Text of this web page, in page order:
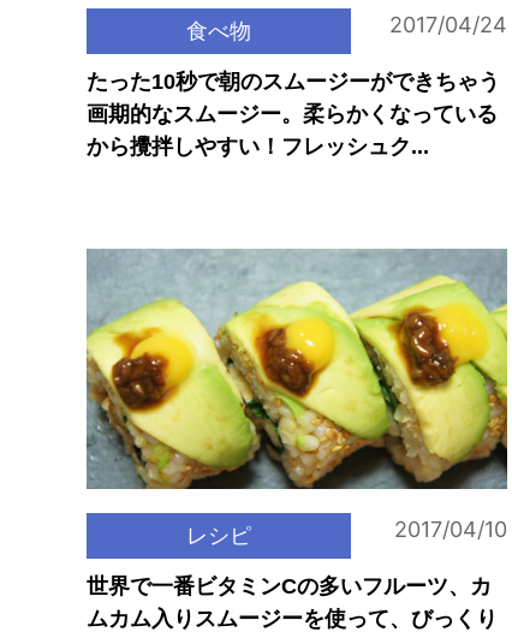
食べ物 2017/04/24
たった10秒で朝のスムージーができちゃう
画期的なスムージー。柔らかくなっている
から攪拌しやすい！フレッシュク...
レシピ 2017/04/10
世界で一番ビタミンCの多いフルーツ、カ
ムカム入りスムージーを使って、びっくり